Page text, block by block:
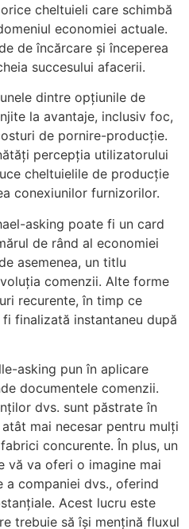
cheltuieli care schimbă
economiei actuale.
de încărcare și începerea
succesului afacerii.
dintre opțiunile de
la avantaje, inclusiv foc,
de pornire-producție.
percepția utilizatorului
cheltuielile de producție
conexiunilor furnizorilor.
asking poate fi un card
de rând al economiei
asemenea, un titlu
comenzii. Alte forme
recurente, în timp ce
finalizată instantaneu după
asking pun în aplicare
documentele comenzii.
dvs. sunt păstrate în
mai necesar pentru mulți
concurente. În plus, un
vă va oferi o imagine mai
a companiei dvs., oferind
Acest lucru este
trebuie să își mențină fluxul